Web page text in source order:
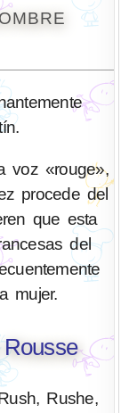
voz «rouge»,
procede del
que esta
del
mujer.
Rushe,